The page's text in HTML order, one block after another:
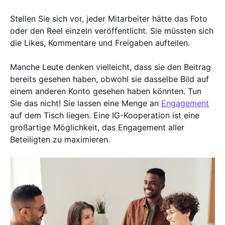
Stellen Sie sich vor, jeder Mitarbeiter hätte das Foto
oder den Reel einzeln veröffentlicht. Sie müssten sich
die Likes, Kommentare und Freigaben aufteilen.
Manche Leute denken vielleicht, dass sie den Beitrag
bereits gesehen haben, obwohl sie dasselbe Bild auf
einem anderen Konto gesehen haben könnten. Tun
Sie das nicht! Sie lassen eine Menge an Engagement
auf dem Tisch liegen. Eine IG-Kooperation ist eine
großartige Möglichkeit, das Engagement aller
Beteiligten zu maximieren.